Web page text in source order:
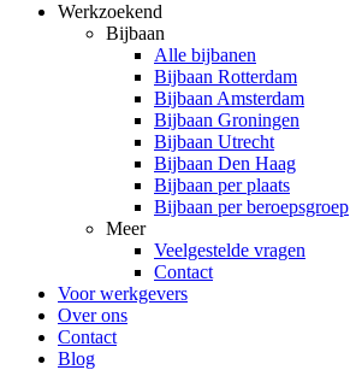
Werkzoekend
Bijbaan
Alle bijbanen
Bijbaan Rotterdam
Bijbaan Amsterdam
Bijbaan Groningen
Bijbaan Utrecht
Bijbaan Den Haag
Bijbaan per plaats
Bijbaan per beroepsgroep
Meer
Veelgestelde vragen
Contact
Voor werkgevers
Over ons
Contact
Blog